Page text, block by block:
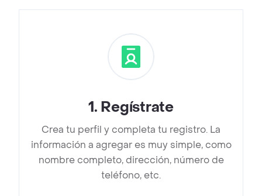
1. Regístrate
Crea tu perfil y completa tu registro. La
información a agregar es muy simple, como
nombre completo, dirección, número de
teléfono, etc.